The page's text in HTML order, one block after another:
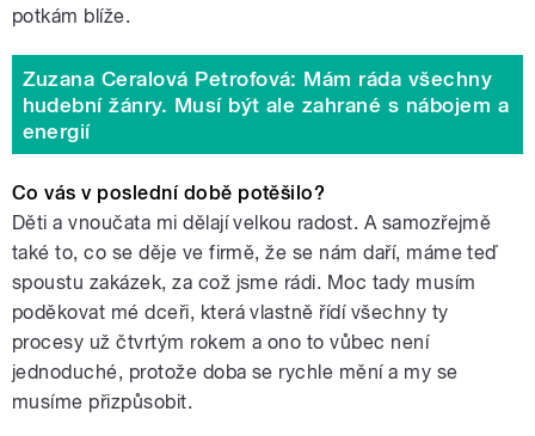
potkám blíže.
Zuzana Ceralová Petrofová: Mám ráda všechny
hudební žánry. Musí být ale zahrané s nábojem a
energií
Co vás v poslední době potěšilo?
Děti a vnoučata mi dělají velkou radost. A samozřejmě
také to, co se děje ve firmě, že se nám daří, máme teď
spoustu zakázek, za což jsme rádi. Moc tady musím
poděkovat mé dceři, která vlastně řídí všechny ty
procesy už čtvrtým rokem a ono to vůbec není
jednoduché, protože doba se rychle mění a my se
musíme přizpůsobit.